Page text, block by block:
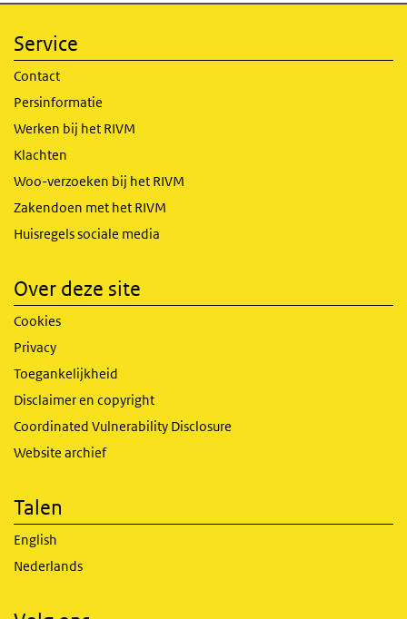
Service
Contact
Persinformatie
Werken bij het RIVM
Klachten
Woo-verzoeken bij het RIVM
Zakendoen met het RIVM
Huisregels sociale media
Over deze site
Cookies
Privacy
Toegankelijkheid
Disclaimer en copyright
Coordinated Vulnerability Disclosure
Website archief
Talen
English
Nederlands